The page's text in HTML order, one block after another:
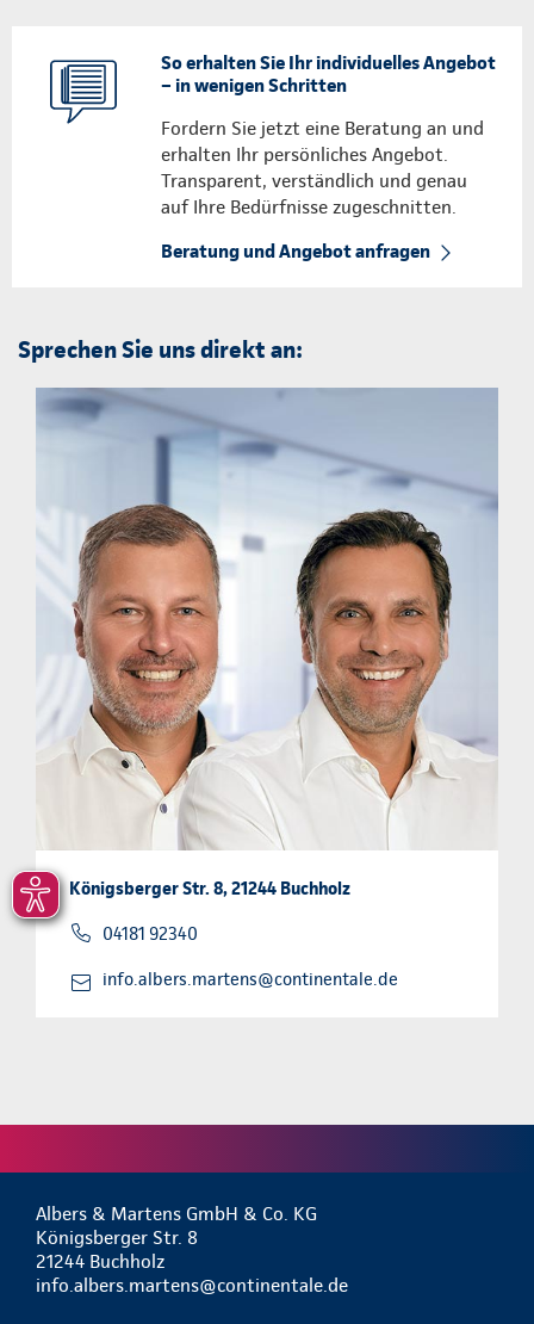
So erhalten Sie Ihr individuelles Angebot
– in wenigen Schritten
Fordern Sie jetzt eine Beratung an und
erhalten Ihr persönliches Angebot.
Transparent, verständlich und genau
auf Ihre Bedürfnisse zugeschnitten.
Beratung und Angebot anfragen
Sprechen Sie uns direkt an:
Königsberger Str. 8, 21244 Buchholz
04181 92340
info.albers.martens@continentale.de
Albers & Martens GmbH & Co. KG
Königsberger Str. 8
21244 Buchholz
info.albers.martens@continentale.de